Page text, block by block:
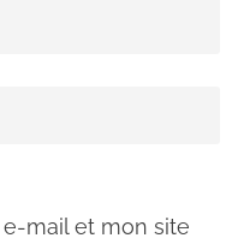
mail et mon site